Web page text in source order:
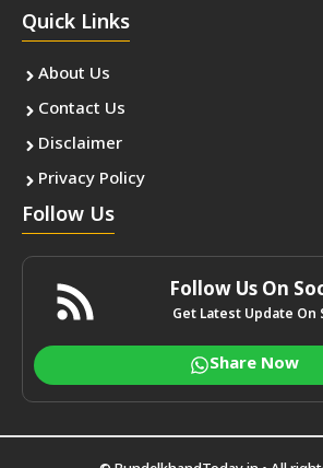
Quick Links
About Us
Contact Us
Disclaimer
Privacy Policy
Follow Us
Follow Us On
Get Latest Update On
Share Now